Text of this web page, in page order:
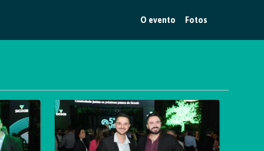
O evento Fotos